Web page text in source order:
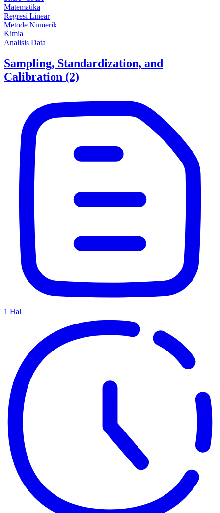
Matematika
Regresi Linear
Metode Numerik
Kimia
Analisis Data
Sampling, Standardization, and
Calibration (2)
1 Hal